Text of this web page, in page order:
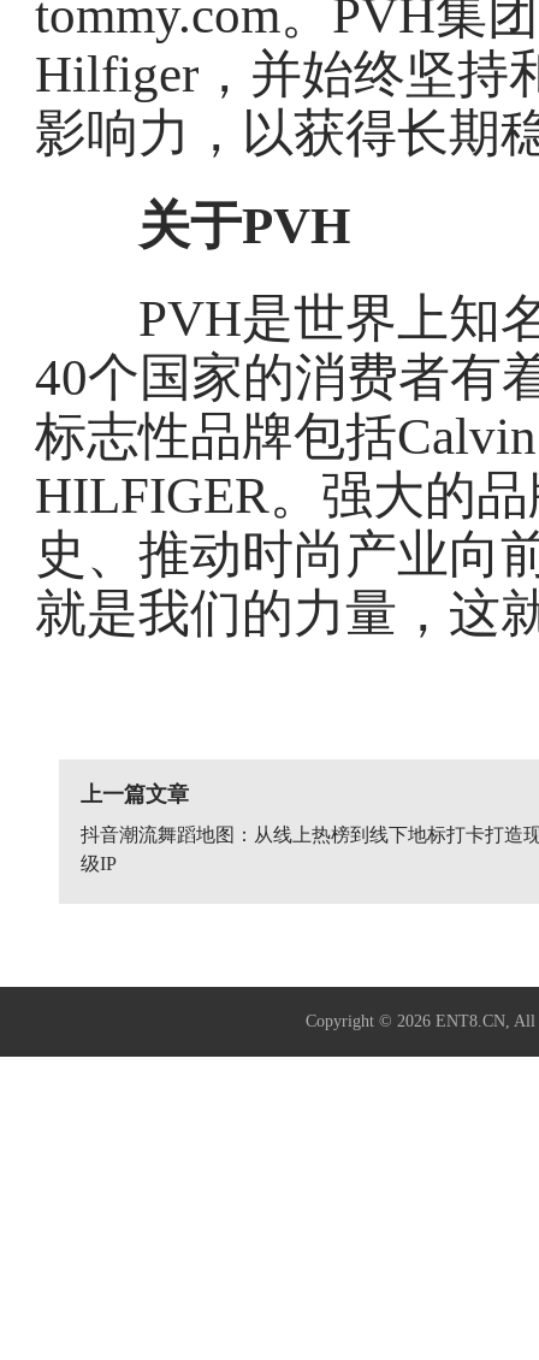
tommy.com。PVH集
Hilfiger，并始终坚持
影响力，以获得长期
关于PVH
PVH是世界上知名
40个国家的消费者有
标志性品牌包括
HILFIGER。强大的
史、推动时尚产业向
就是我们的力量，这
上一篇文章
抖音潮流舞蹈地图：从线上热榜到线下地标打卡打造
级IP
Copyright © 2026 ENT8.CN, All